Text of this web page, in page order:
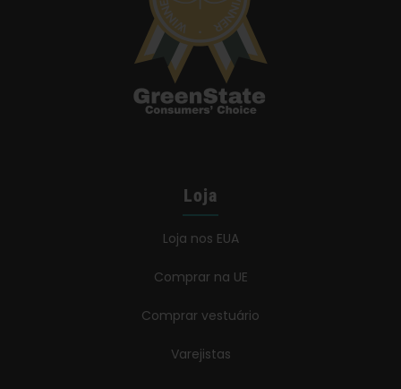
Loja
Loja nos EUA
Comprar na UE
Comprar vestuário
Varejistas